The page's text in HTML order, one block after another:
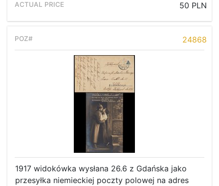
50 PLN
24868
1917 widokówka wysłana 26.6 z Gdańska jako
przesyłka niemieckiej poczty polowej na adres